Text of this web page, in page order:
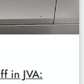
in JVA: